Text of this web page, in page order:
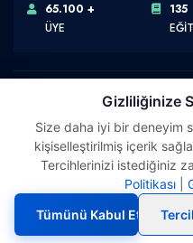
65.100 +
ÜYE
135
Telif Hakkı © 2026 Vidoport, Inc.
Software,Design & Development:
Gizliliğinize
Size daha iyi bir deneyim
kişiselleştirilmiş içerik
Tercihlerinizi istediğiniz
Politikası
Tümünü Kabul Et